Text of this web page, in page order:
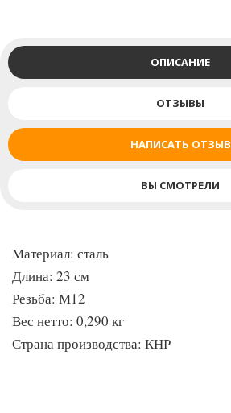
ОПИСАНИЕ
ОТЗЫВЫ
НАПИСАТЬ ОТЗЫВ
ВЫ СМОТРЕЛИ
Материал: сталь
Длина: 23 см
Резьба: М12
Вес нетто: 0,290 кг
Страна производства: КНР